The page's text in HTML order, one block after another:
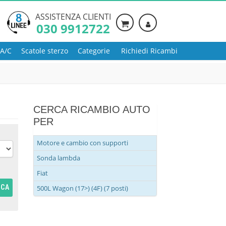
ASSISTENZA CLIENTI
030 9912722
C Scatole sterzo Categorie Richiedi Ricambi
CERCA RICAMBIO AUTO
PER
Motore e cambio con supporti
Sonda lambda
Fiat
500L Wagon (17>) (4F) (7 posti)